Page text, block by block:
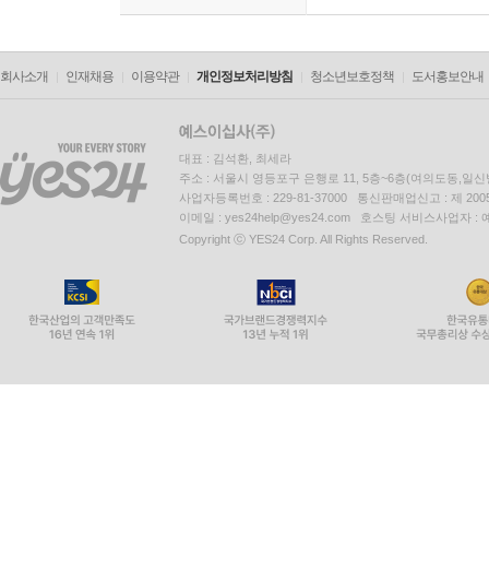
회사소개 인재채용 이용약관 개인정보처리방침 청소년보호정책 도서홍보안내
대표 : 김석환, 최세라
주소 : 서울시 영등포구 은행로 11, 5층~6층(여의도동,일신
사업자등록번호 : 229-81-37000 통신판매업신고 : 제
이메일 : yes24help@yes24.com 호스팅 서비스사업자 :
Copyright ⓒ YES24 Corp. All Rights Reserved.